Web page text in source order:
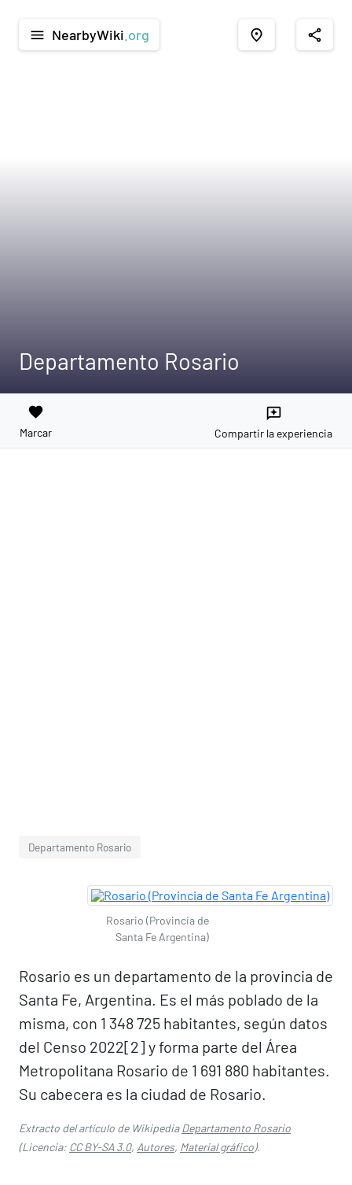
menu NearbyWiki .org place share
Departamento Rosario
favorite
Marcar
reviews
Compartir la experiencia
Departamento Rosario
Rosario (Provincia de
Santa Fe Argentina)
Rosario es un departamento de la provincia de
Santa Fe, Argentina. Es el más poblado de la
misma, con 1 348 725 habitantes, según datos
del Censo 2022[2]​ y forma parte del Área
Metropolitana Rosario de 1 691 880 habitantes.
Su cabecera es la ciudad de Rosario.
Extracto del artículo de WikipediaDepartamento Rosario
(Licencia: CC BY-SA 3.0, Autores, Material gráfico).